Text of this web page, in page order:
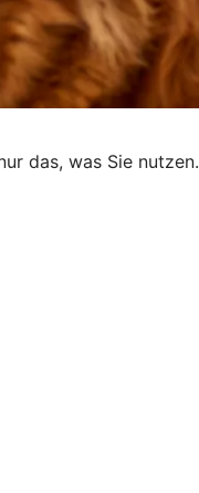
das, was Sie nutzen.